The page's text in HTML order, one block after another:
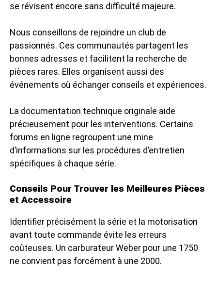
se révisent encore sans difficulté majeure.
Nous conseillons de rejoindre un club de
passionnés. Ces communautés partagent les
bonnes adresses et facilitent la recherche de
pièces rares. Elles organisent aussi des
événements où échanger conseils et expériences.
La documentation technique originale aide
précieusement pour les interventions. Certains
forums en ligne regroupent une mine
d’informations sur les procédures d’entretien
spécifiques à chaque série.
Conseils Pour Trouver les Meilleures Pièces
et Accessoire
Identifier précisément la série et la motorisation
avant toute commande évite les erreurs
coûteuses. Un carburateur Weber pour une 1750
ne convient pas forcément à une 2000.